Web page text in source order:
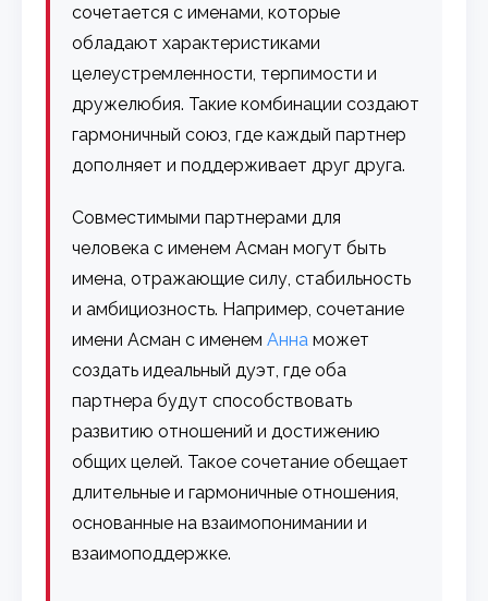
сочетается с именами, которые
обладают характеристиками
целеустремленности, терпимости и
дружелюбия. Такие комбинации создают
гармоничный союз, где каждый партнер
дополняет и поддерживает друг друга.
Совместимыми партнерами для
человека с именем Асман могут быть
имена, отражающие силу, стабильность
и амбициозность. Например, сочетание
имени Асман с именемАнна может
создать идеальный дуэт, где оба
партнера будут способствовать
развитию отношений и достижению
общих целей. Такое сочетание обещает
длительные и гармоничные отношения,
основанные на взаимопонимании и
взаимоподдержке.